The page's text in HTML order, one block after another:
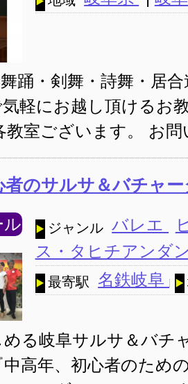
踊・剣舞・詩舞・居
軽にお越し頂けるお
教室ございます。 お
者のサルサ＆バチャ
ル ジャンル バレエ
ス・タヒチアンダ
最寄駅 名鉄岐阜
る岐阜サルサ＆バチ
高年、初心者のため